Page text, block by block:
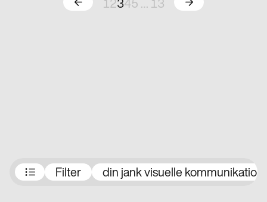
Preisträger:innen
Filter din jank visuelle kommunikation
Zurück
12345 … 13